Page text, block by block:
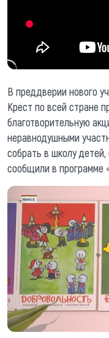
В преддверии нового
Крест по всей стране
благотворительную
неравнодушными
собрать в школу
сообщили в программе